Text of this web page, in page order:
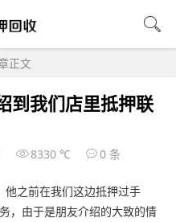
正文
到我们店里抵押联
8330 ℃ 0 条
之前在我们这边抵押过手
，由于是朋友介绍的大致的情